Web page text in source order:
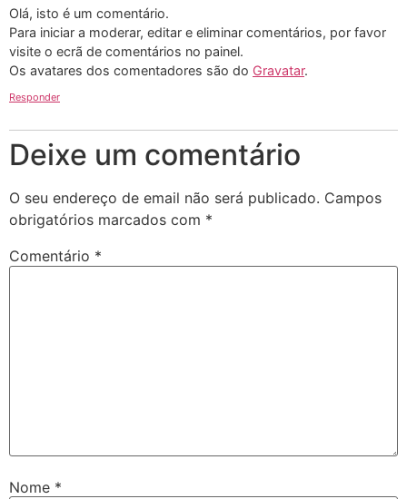
Olá, isto é um comentário.
Para iniciar a moderar, editar e eliminar comentários, por favor
visite o ecrã de comentários no painel.
Os avatares dos comentadores são do Gravatar.
Responder
Deixe um comentário
O seu endereço de email não será publicado. Campos
obrigatórios marcados com *
Comentário *
Nome *